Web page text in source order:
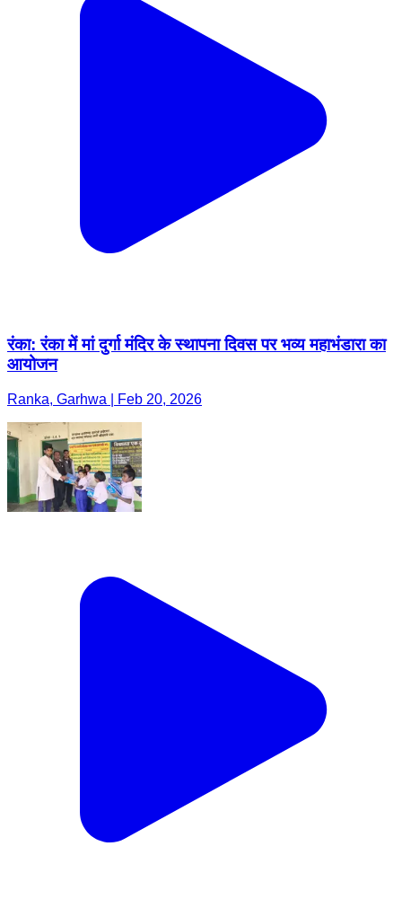
रंका: रंका में मां दुर्गा मंदिर के स्थापना दिवस पर भव्य महाभंडारा का
आयोजन
Ranka, Garhwa | Feb 20, 2026